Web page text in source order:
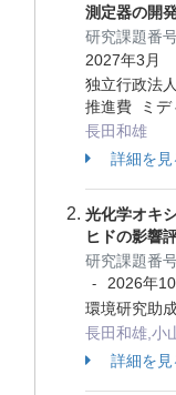
測定器の開
研究課題番号
2027年3月
独立行政法
推進費 ミデ
長田和雄
詳細を見
光化学オキ
ヒドの影響
研究課題番号
-
2026年
環境研究助
長田和雄,小
詳細を見